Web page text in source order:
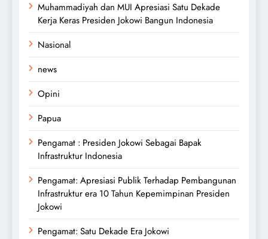
Muhammadiyah dan MUI Apresiasi Satu Dekade
Kerja Keras Presiden Jokowi Bangun Indonesia
Nasional
news
Opini
Papua
Pengamat : Presiden Jokowi Sebagai Bapak
Infrastruktur Indonesia
Pengamat: Apresiasi Publik Terhadap Pembangunan
Infrastruktur era 10 Tahun Kepemimpinan Presiden
Jokowi
Pengamat: Satu Dekade Era Jokowi